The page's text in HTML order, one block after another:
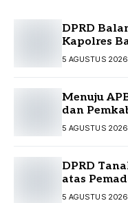
DPRD
Kapolres
5 AGUSTUS 2026
Menuju
dan
Sepakati
5 AGUSTUS 2026
DPRD
atas
Pelanggan
5 AGUSTUS 2026